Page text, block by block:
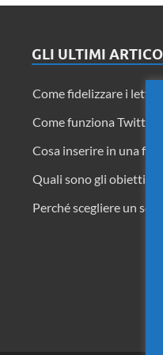
GLI ULTIMI
Come fidelizzare i lettori
Come funziona Twitter
Cosa inserire in una
Quali sono gli obiettivi
Perché scegliere un